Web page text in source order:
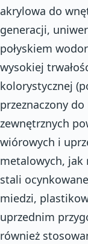
akrylowa do
generacji,
połyskiem
wysokiej
kolorystycznej
przeznaczony
zewnętrznych
wiórowych i
metalowych, jak
stali
miedzi,
uprzednim
również